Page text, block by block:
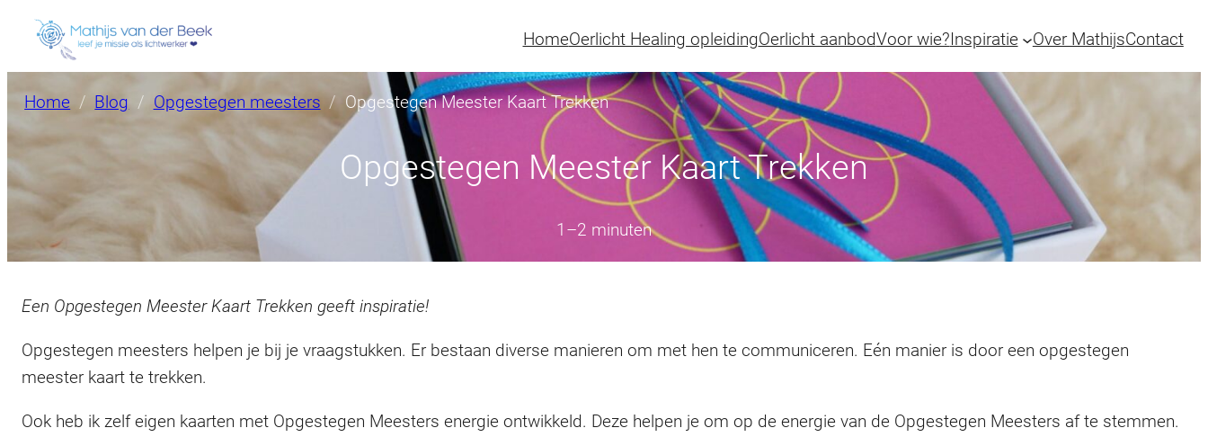
HomeOerlicht Healing opleidingOerlicht aanbodVoor wie?Inspiratie Over MathijsContact
Home Blog Opgestegen meesters Opgestegen Meester Kaart Trekken
Opgestegen Meester Kaart Trekken
1–2 minuten
Een Opgestegen Meester Kaart Trekken geeft inspiratie!
Opgestegen meesters helpen je bij je vraagstukken. Er bestaan diverse manieren om met hen te communiceren. Eén manier is door een opgestegen
meester kaart te trekken.
Ook heb ik zelf eigen kaarten met Opgestegen Meesters energie ontwikkeld. Deze helpen je om op de energie van de Opgestegen Meesters af te stemmen.